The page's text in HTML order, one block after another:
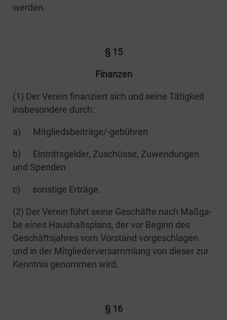
werden.
§ 15
Finan­zen
(1) Der Ver­ein finan­ziert sich und sei­ne Tätig­keit
ins­be­son­de­re durch:
a) Mit­­glied­s­­bei­­trä­­ge/-gebüh­­ren
b) Ein­tritts­gel­der, Zuschüs­se, Zuwen­dun­gen
und Spenden
c) sons­ti­ge Erträge.
(2) Der Ver­ein führt sei­ne Geschäf­te nach Maß­ga­
be eines Haus­halts­plans, der vor Beginn des
Geschäfts­jah­res vom Vor­stand vor­ge­schla­gen
und in der Mit­glie­der­ver­samm­lung von die­ser zur
Kennt­nis genom­men wird.
§ 16